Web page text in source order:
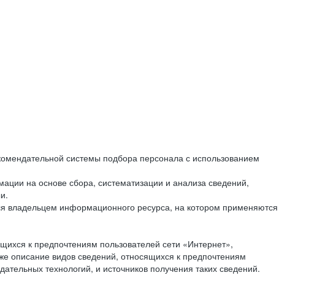
системы подбора персонала с использованием
на основе сбора, систематизации и анализа сведений,
информационного ресурса, на котором применяются
к предпочтениям пользователей сети «Интернет»,
описание видов сведений, относящихся к предпочтениям
технологий, и источников получения таких сведений.